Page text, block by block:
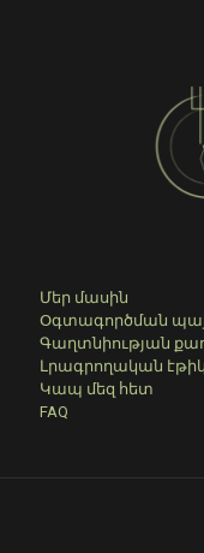
Մեր մասին
Օգտագործման
Գաղտնիության
Լրագրողական
Կապ մեզ հետ
FAQ